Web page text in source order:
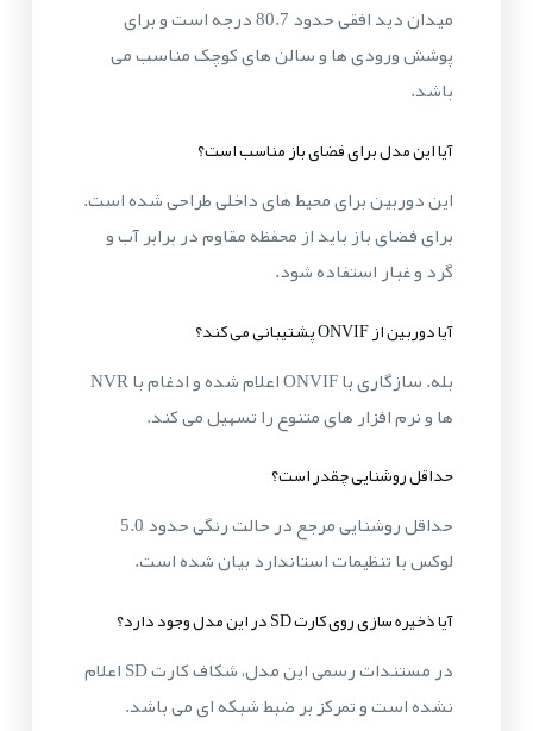
میدان دید افقی حدود 80.7 درجه است و برای
پوشش ورودی ها و سالن های کوچک مناسب می
باشد.
آیا این مدل برای فضای باز مناسب است؟
این دوربین برای محیط های داخلی طراحی شده است.
برای فضای باز باید از محفظه مقاوم در برابر آب و
گرد و غبار استفاده شود.
آیا دوربین از ONVIF پشتیبانی می کند؟
بله. سازگاری با ONVIF اعلام شده و ادغام با NVR
ها و نرم افزار های متنوع را تسهیل می کند.
حداقل روشنایی چقدر است؟
حداقل روشنایی مرجع در حالت رنگی حدود 5.0
لوکس با تنظیمات استاندارد بیان شده است.
آیا ذخیره سازی روی کارت SD در این مدل وجود دارد؟
در مستندات رسمی این مدل، شکاف کارت SD اعلام
نشده است و تمرکز بر ضبط شبکه ای می باشد.